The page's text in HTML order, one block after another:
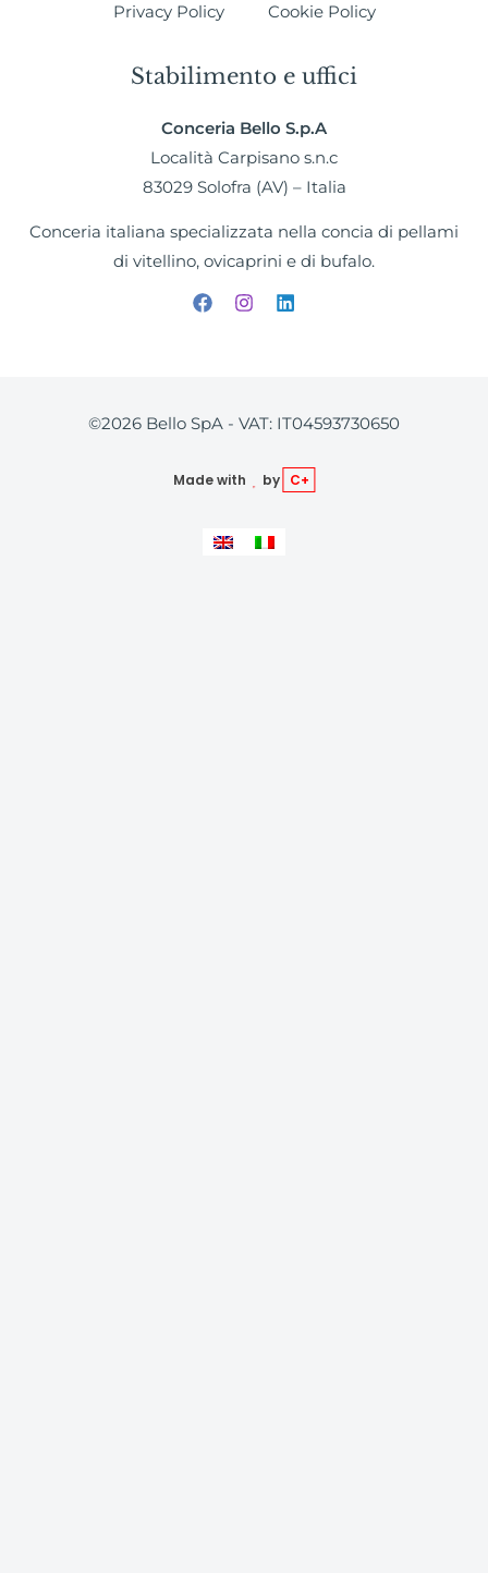
Privacy Policy Cookie Policy
Stabilimento e uffici
Conceria Bello S.p.A
Località Carpisano s.n.c
83029 Solofra (AV) – Italia
Conceria italiana specializzata nella concia di pellami
di vitellino, ovicaprini e di bufalo.
©2026 Bello SpA - VAT: IT04593730650
Made with by C+